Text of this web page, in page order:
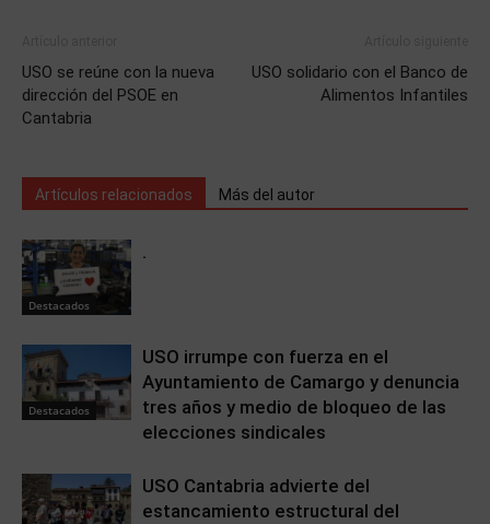
USO se reúne con la nueva
dirección del PSOE en
Cantabria
USO solidario con el Banco de
Alimentos Infantiles
Artículos relacionados Más del autor
Destacados
.
Destacados
USO irrumpe con fuerza en el
Ayuntamiento de Camargo y denuncia
tres años y medio de bloqueo de las
elecciones sindicales
USO Cantabria advierte del
estancamiento estructural del